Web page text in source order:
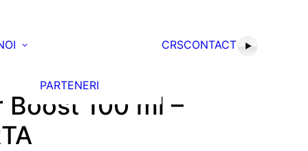
PARTENERI
CRSCONTACT
Boost 100 ml –